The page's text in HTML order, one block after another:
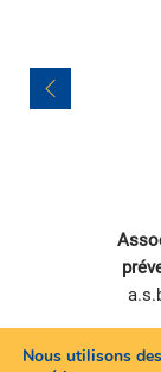
Nous utilisons